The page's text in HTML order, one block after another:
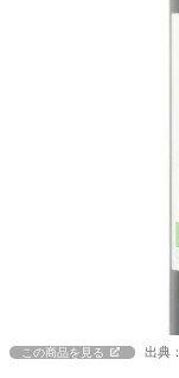
この商品を見る 出典